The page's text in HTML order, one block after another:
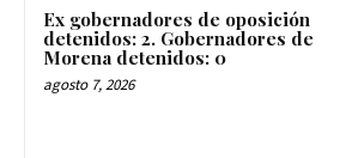
Ex gobernadores de oposición
detenidos: 2. Gobernadores de
Morena detenidos: 0
agosto 7, 2026